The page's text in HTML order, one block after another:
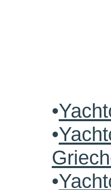
•
•
•